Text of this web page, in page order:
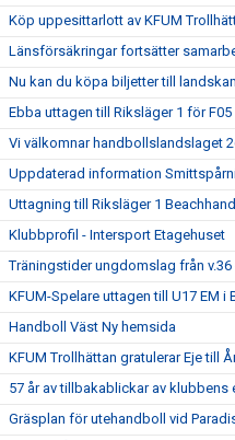
Köp uppesittarlott av KFUM
Länsförsäkringar fortsätter
Nu kan du köpa biljetter till
Ebba uttagen till Riksläger 1 för F05
Vi välkomnar handbollslandslaget
Uppdaterad information
Uttagning till Riksläger 1
Klubbprofil - Intersport Etagehuset
Träningstider ungdomslag från v.36
KFUM-Spelare uttagen till U17 EM i
Handboll Väst Ny hemsida
KFUM Trollhättan gratulerar Eje till
57 år av tillbakablickar av klubbens
Gräsplan för utehandboll vid